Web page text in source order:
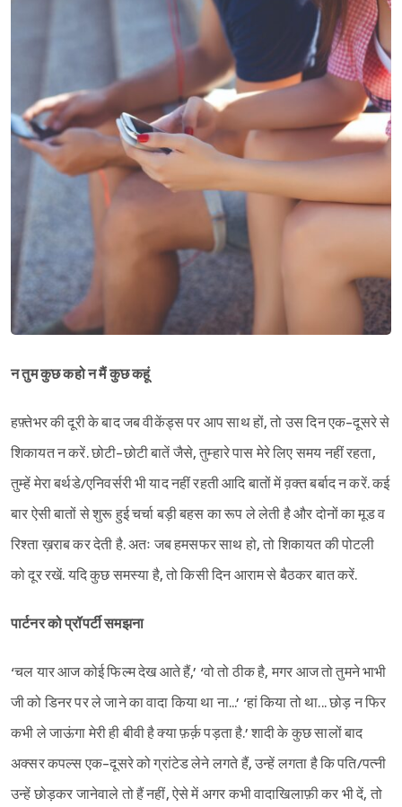
न तुम कुछ कहो न मैं कुछ कहूं
हफ़्तेभर की दूरी के बाद जब वीकेंड्स पर आप साथ हों, तो उस दिन एक-दूसरे से
शिकायत न करें. छोटी-छोटी बातें जैसे, तुम्हारे पास मेरे लिए समय नहीं रहता,
तुम्हें मेरा बर्थडे/एनिवर्सरी भी याद नहीं रहती आदि बातों में व़क्त बर्बाद न करें. कई
बार ऐसी बातों से शुरू हुई चर्चा बड़ी बहस का रूप ले लेती है और दोनों का मूड व
रिश्ता ख़राब कर देती है. अतः जब हमसफर साथ हो, तो शिकायत की पोटली
को दूर रखें. यदि कुछ समस्या है, तो किसी दिन आराम से बैठकर बात करें.
पार्टनर को प्रॉपर्टी समझना
‘चल यार आज कोई फिल्म देख आते हैं,’ ‘वो तो ठीक है, मगर आज तो तुमने भाभी
जी को डिनर पर ले जाने का वादा किया था ना...’ ‘हां किया तो था... छोड़ न फिर
कभी ले जाऊंगा मेरी ही बीवी है क्या फ़र्क़ पड़ता है.’ शादी के कुछ सालों बाद
अक्सर कपल्स एक-दूसरे को ग्रांटेड लेने लगते हैं, उन्हें लगता है कि पति/पत्नी
उन्हें छोड़कर जानेवाले तो हैं नहीं, ऐसे में अगर कभी वादाखिलाफ़ी कर भी दें, तो